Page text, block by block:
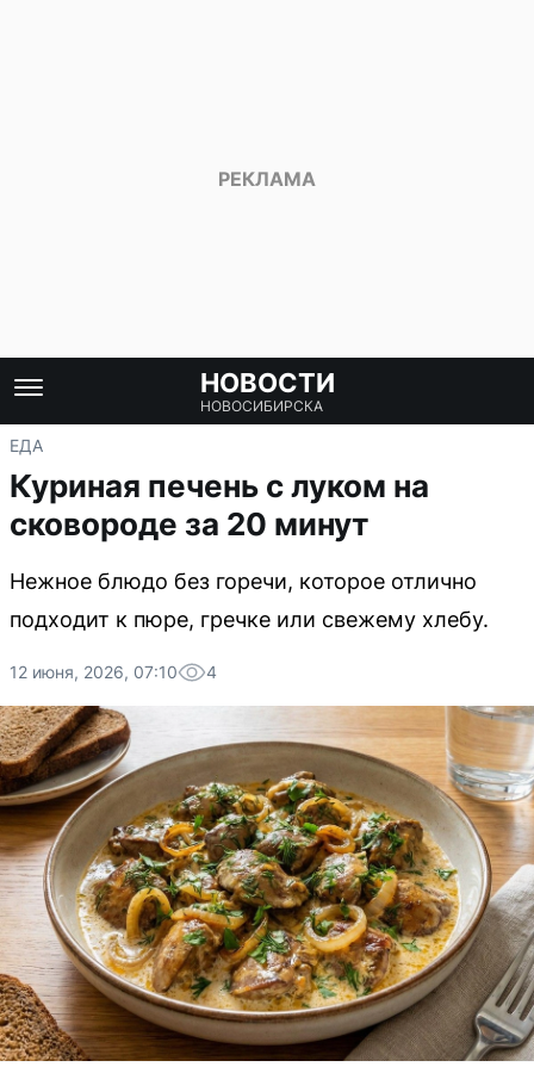
НОВОСТИ
НОВОСИБИРСКА
ЕДА
Куриная печень с луком на
сковороде за 20 минут
Нежное блюдо без горечи, которое отлично
подходит к пюре, гречке или свежему хлебу.
12 июня, 2026, 07:10 4